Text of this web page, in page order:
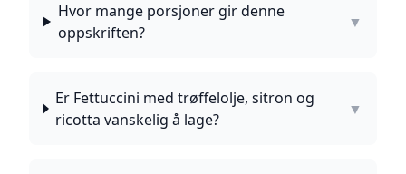
Hvor mange porsjoner gir denne
oppskriften?
▼
Er Fettuccini med trøffelolje, sitron og
ricotta vanskelig å lage?
▼